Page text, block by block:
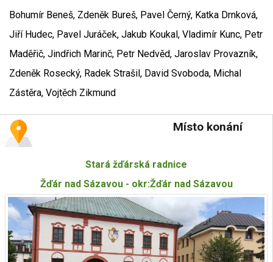
Bohumír Beneš, Zdeněk Bureš, Pavel Černý, Katka Drnková,
Jiří Hudec, Pavel Juráček, Jakub Koukal, Vladimír Kunc, Petr
Maděřič, Jindřich Marinč, Petr Nedvěd, Jaroslav Provazník,
Zdeněk Rosecký, Radek Strašil, David Svoboda, Michal
Zástěra, Vojtěch Zikmund
Místo konání
Stará žďárská radnice
Žďár nad Sázavou - okr:Žďár nad Sázavou